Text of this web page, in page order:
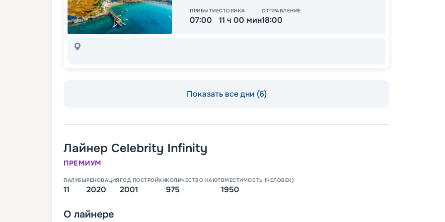
ПРИБЫТИЕ
07:00
СТОЯНКА
11 ч 00 мин
ОТПРАВЛЕНИЕ
18:00
Показать все дни (6)
Лайнер Celebrity Infinity
ПРЕМИУМ
ПАЛУБЫ
11
РЕНОВАЦИЯ
2020
ГОД ПОСТРОЙКИ
2001
КОЛИЧЕСТВО КАЮТ
975
ВМЕСТИМОСТЬ (ЧЕЛОВЕК)
1950
О лайнере